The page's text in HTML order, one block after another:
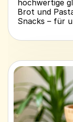
hochwertige
Brot und
Snacks – für